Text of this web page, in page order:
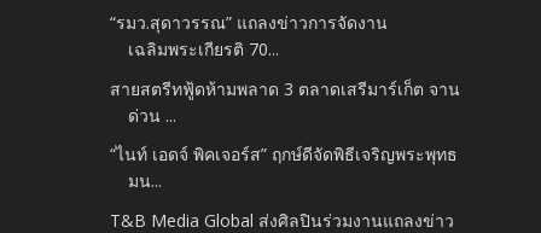
“รมว.สุดาวรรณ” แถลงข่าวการจัดงาน
เฉลิมพระเกียรติ 70...
สายสตรีทฟู้ดห้ามพลาด 3 ตลาดเสรีมาร์เก็ต จาน
ด่วน ...
“ไนท์ เอดจ์ พิคเจอร์ส” ฤกษ์ดีจัดพิธีเจริญพระพุทธ
มน...
T&B Media Global ส่งศิลปินร่วมงานแถลงข่าว